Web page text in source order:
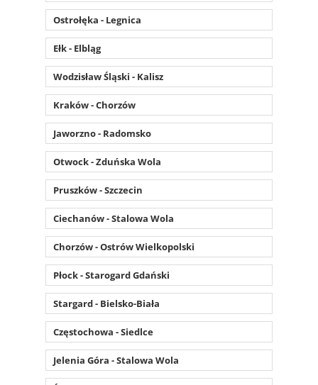
Ostrołęka - Legnica
Ełk - Elbląg
Wodzisław Śląski - Kalisz
Kraków - Chorzów
Jaworzno - Radomsko
Otwock - Zduńska Wola
Pruszków - Szczecin
Ciechanów - Stalowa Wola
Chorzów - Ostrów Wielkopolski
Płock - Starogard Gdański
Stargard - Bielsko-Biała
Częstochowa - Siedlce
Jelenia Góra - Stalowa Wola